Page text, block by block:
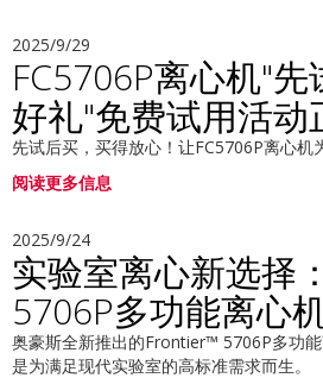
2025/9/29
FC5706P离心机"先
好礼"免费试用活动
先试后买，买得放心！让FC5706P离心机
阅读更多信息
2025/9/24
实验室离心新选择
5706P多功能离心
奥豪斯全新推出的Frontier™ 5706P多功
是为满足现代实验室的高标准需求而生。